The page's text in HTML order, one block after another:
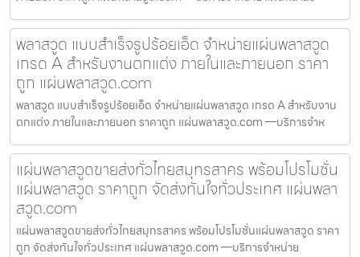
พลาสวูด แบบสำเร็จรูปร้อยเอ็ด จำหน่ายแผ่นพลาสวูด
เกรด A สำหรับงานตกแต่ง ภายในและภายนอก ราคา
ถูก แผ่นพลาสวูด.com
พลาสวูด แบบสำเร็จรูปร้อยเอ็ด จำหน่ายแผ่นพลาสวูด เกรด A สำหรับงาน
ตกแต่ง ภายในและภายนอก ราคาถูก แผ่นพลาสวูด.com —บริการจำห
แผ่นพลาสวูดขายส่งทั่วไทยสมุทรสาคร พร้อมโปรโมชั่น
แผ่นพลาสวูด ราคาถูก จัดส่งทันใจทั่วประเทศ แผ่นพลา
สวูด.com
แผ่นพลาสวูดขายส่งทั่วไทยสมุทรสาคร พร้อมโปรโมชั่นแผ่นพลาสวูด ราคา
ถูก จัดส่งทันใจทั่วประเทศ แผ่นพลาสวูด.com —บริการจำหน่าย